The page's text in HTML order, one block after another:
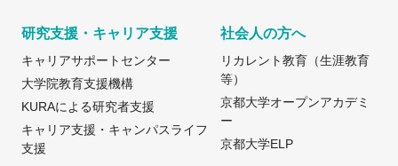
研究支援・キャリア支援
キャリアサポートセンター
大学院教育支援機構
KURAによる研究者支援
キャリア支援・キャンパスライフ
支援
社会人の方へ
リカレント教育（生涯教育
等）
京都大学オープンアカデミ
ー
京都大学ELP